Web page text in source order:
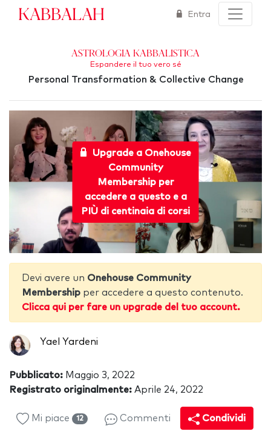
Kabbalah Entra
Astrologia kabbalistica
Espandere il tuo vero sé
Personal Transformation & Collective Change
Upgrade a Onehouse
Community
Membership per
accedere a questo e a
PIÙ di centinaia di corsi
Devi avere un Onehouse Community
Membership per accedere a questo contenuto.
Clicca qui per fare un upgrade del tuo account.
Yael Yardeni
Pubblicato: Maggio 3, 2022
Registrato originalmente: Aprile 24, 2022
Mi piace 12 Commenti Condividi